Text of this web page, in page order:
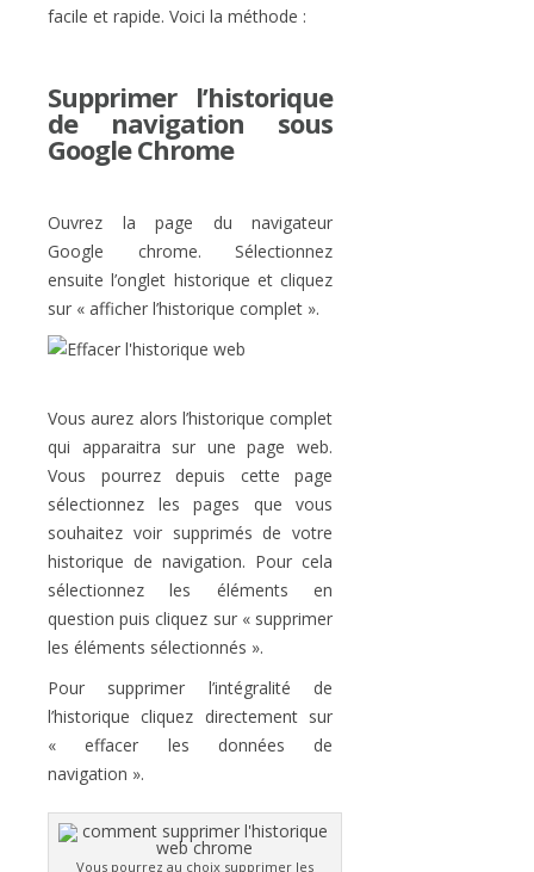
facile et rapide. Voici la méthode :
Supprimer l’historique
de navigation sous
Google Chrome
Ouvrez la page du navigateur
Google chrome. Sélectionnez
ensuite l’onglet historique et cliquez
sur « afficher l’historique complet ».
Vous aurez alors l’historique complet
qui apparaitra sur une page web.
Vous pourrez depuis cette page
sélectionnez les pages que vous
souhaitez voir supprimés de votre
historique de navigation. Pour cela
sélectionnez les éléments en
question puis cliquez sur « supprimer
les éléments sélectionnés ».
Pour supprimer l’intégralité de
l’historique cliquez directement sur
« effacer les données de
navigation ».
Vous pourrez au choix supprimer les